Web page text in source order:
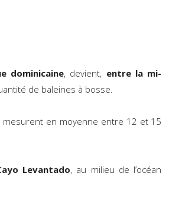
dominicaine, devient, entre la mi-
de baleines à bosse.
en moyenne entre 12 et 15
Levantado, au milieu de l’océan